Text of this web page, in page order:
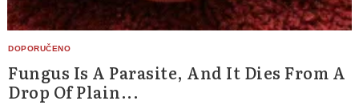
Fungus Is A Parasite, And It Dies From A
Drop Of Plain...